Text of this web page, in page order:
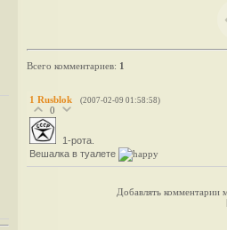
Всего комментариев: 1
1 Rusblok (2007-02-09 01:58:58)
0
1-рота.
Вешалка в туалете
Добавлять комментарии